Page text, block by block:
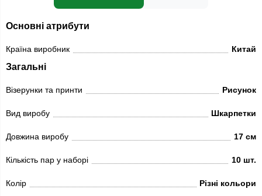
Основні атрибути
Країна виробник Китай
Загальні
Візерунки та принти Рисунок
Вид виробу Шкарпетки
Довжина виробу 17 см
Кількість пар у наборі 10 шт.
Колір Різні кольори